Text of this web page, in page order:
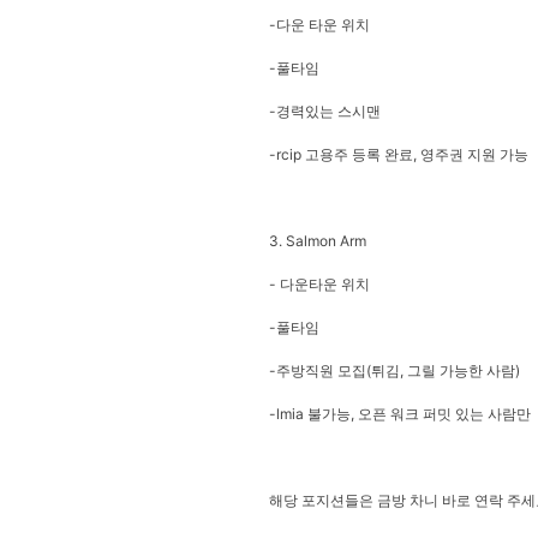
-다운 타운 위치
-풀타임
-경력있는 스시맨
-rcip 고용주 등록 완료, 영주권 지원 가능
3. Salmon Arm
- 다운타운 위치
-풀타임
-주방직원 모집(튀김, 그릴 가능한 사람)
-lmia 불가능, 오픈 워크 퍼밋 있는 사람만
해당 포지션들은 금방 차니 바로 연락 주세